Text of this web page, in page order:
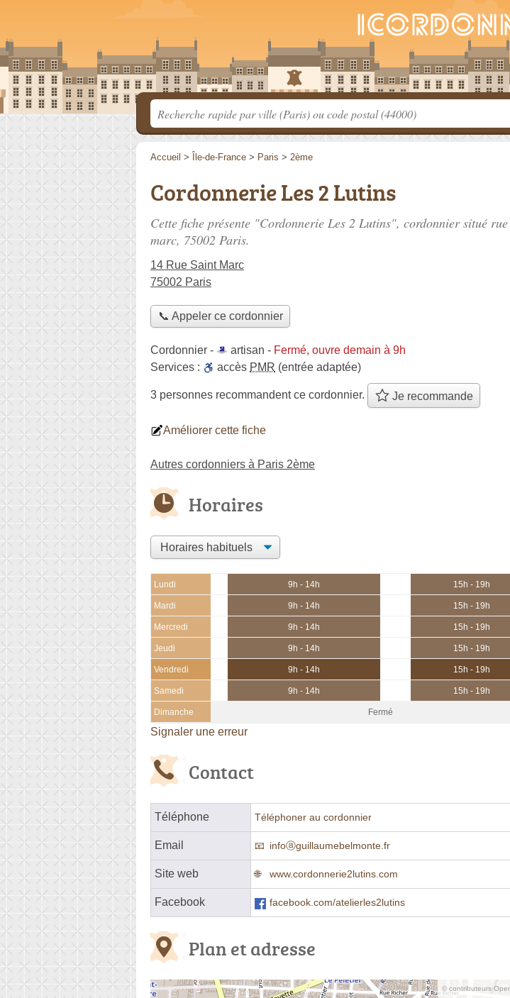
Accueil > Île-de-France > Paris > 2ème
Cordonnerie Les 2 Lutins
Cette fiche présente "Cordonnerie Les 2 Lutins", cordonnier situé
marc, 75002 Paris.
14 Rue Saint Marc
75002 Paris
📞 Appeler ce cordonnier
Cordonnier - artisan - Fermé, ouvre demain à 9h
Services :
accès PMR (entrée adaptée)
3 personnes recommandentce cordonnier. Je recommande
Améliorer cette fiche
Autres cordonniers à Paris 2ème
Horaires
Lundi 9h - 14h 15h - 19h
Mardi 9h - 14h 15h - 19h
Mercredi 9h - 14h 15h - 19h
Jeudi 9h - 14h 15h - 19h
Vendredi 9h - 14h 15h - 19h
Samedi 9h - 14h 15h - 19h
Dimanche Fermé
Signaler une erreur
Contact
Téléphone Téléphoner au cordonnier
Email infoⓐguillaumebelmonte.fr
Site web www.cordonnerie2lutins.com
Facebook facebook.com/atelierles2lutins
Plan et adresse
© contributeurs